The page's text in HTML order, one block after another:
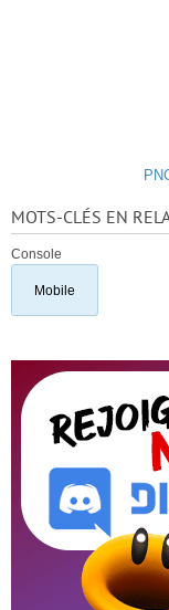
MOTS-CLÉS EN
Console
Mobile